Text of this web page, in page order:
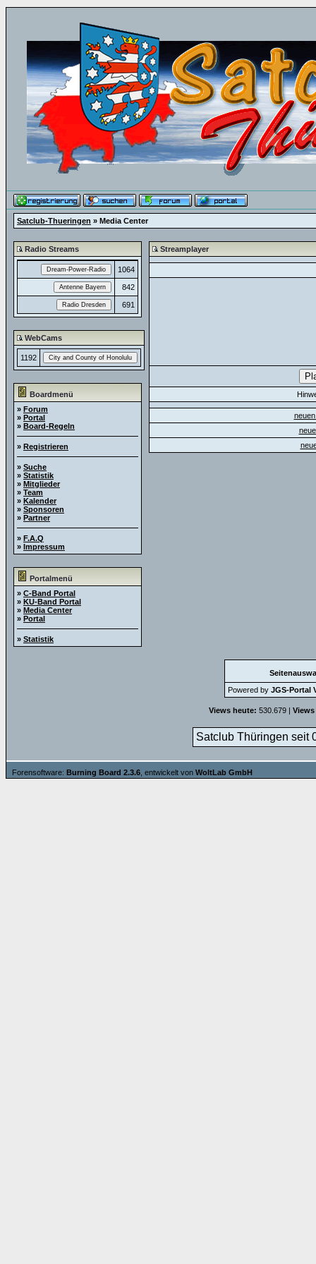
Satclub-Thueringen » Media Center
Radio Streams
1064
842
691
WebCams
1192
Boardmenü
» Forum
» Portal
» Board-Regeln
» Registrieren
» Suche
» Statistik
» Mitglieder
» Team
» Kalender
» Sponsoren
» Partner
» F.A.Q
» Impressum
Portalmenü
» C-Band Portal
» KU-Band Portal
» Media Center
» Portal
» Statistik
Streamplayer
Powered by JGS-Portal
Views heute: 530.679 |
Satclub Thüringen seit
Forensoftware: Burning Board 2.3.6 , entwickelt von WoltLab GmbH